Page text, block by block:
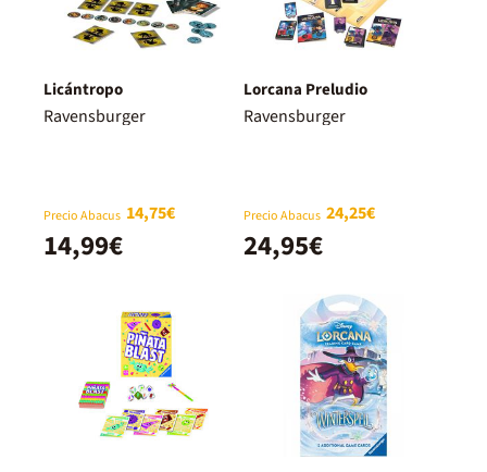
Licántropo
Ravensburger
Precio Abacus 14,75€
14,99€
Lorcana Preludio
Ravensburger
Precio Abacus 24,25€
24,95€